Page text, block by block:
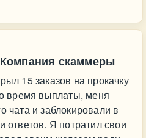
скаммеры
15 заказов на прокачку
время выплаты, меня
чата и заблокировали в
Я потратил свои